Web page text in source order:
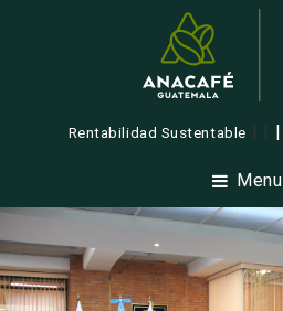
Rentabilidad Sustentable | | |
Menu